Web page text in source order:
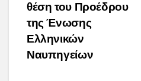
θέση του Προέδρου
της Ένωσης
Ελληνικών
Ναυπηγείων